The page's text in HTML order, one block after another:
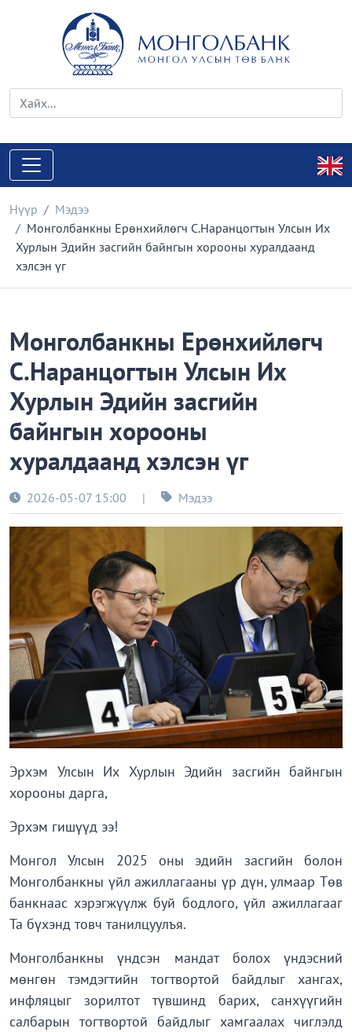
Нүүр
Мэдээ
Монголбанкны Ерөнхийлөгч С.Наранцогтын Улсын Их
Хурлын Эдийн засгийн байнгын хорооны хуралдаанд
хэлсэн үг
Монголбанкны Ерөнхийлөгч
С.Наранцогтын Улсын Их
Хурлын Эдийн засгийн
байнгын хорооны
хуралдаанд хэлсэн үг
2026-05-07 15:00 | Мэдээ
Эрхэм Улсын Их Хурлын Эдийн засгийн байнгын
хорооны дарга,
Эрхэм гишүүд ээ!
Монгол Улсын 2025 оны эдийн засгийн болон
Монголбанкны үйл ажиллагааны үр дүн, улмаар Төв
банкнаас хэрэгжүүлж буй бодлого, үйл ажиллагааг
Та бүхэнд товч танилцуулъя.
Монголбанкны үндсэн мандат болох үндэсний
мөнгөн тэмдэгтийн тогтвортой байдлыг хангах,
инфляцыг зорилтот түвшинд барих, санхүүгийн
салбарын тогтвортой байдлыг хамгаалах чиглэлд